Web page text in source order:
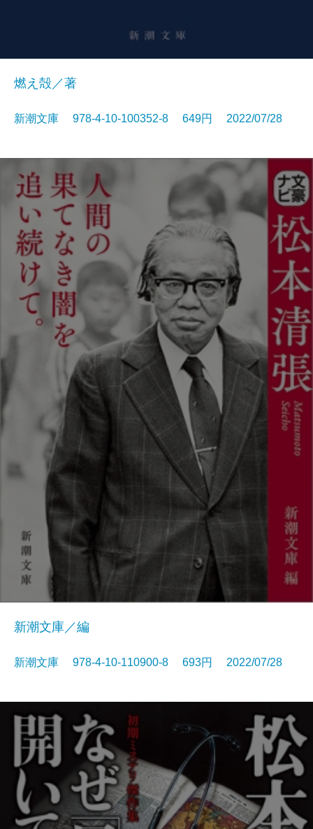
燃え殻／著
新潮文庫 978-4-10-100352-8 649円 2022/07/28
新潮文庫／編
新潮文庫 978-4-10-110900-8 693円 2022/07/28